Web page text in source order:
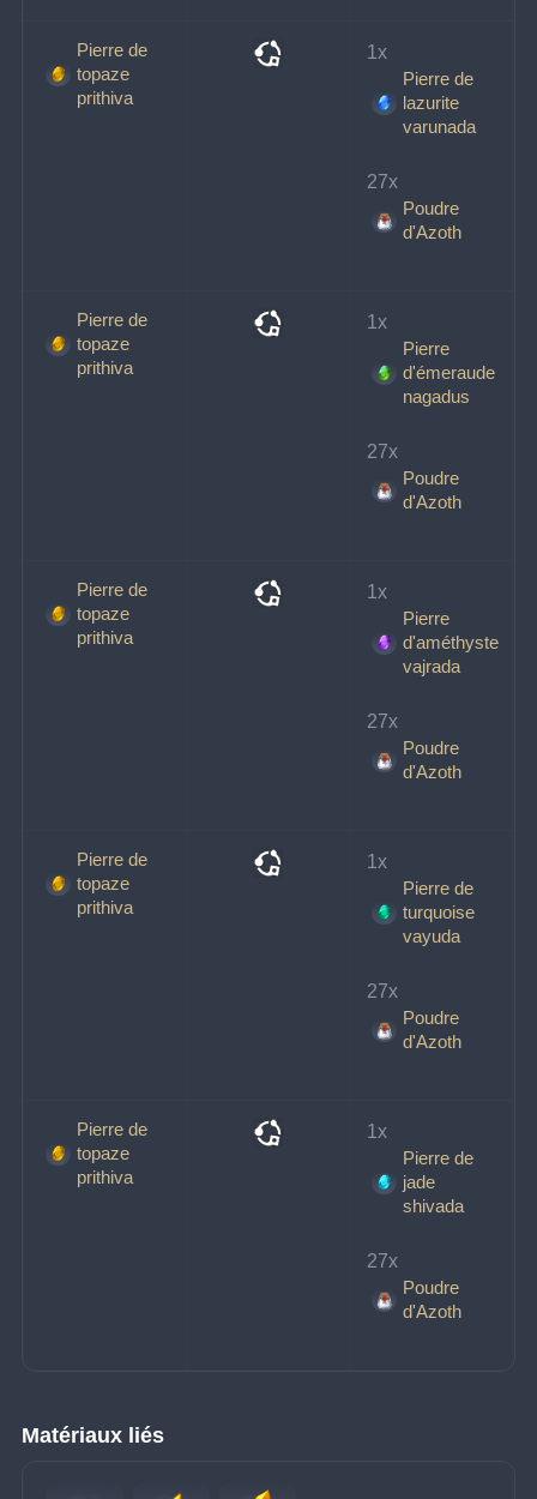
Pierre de
topaze
prithiva
1x
Pierre de
lazurite
varunada
27x
Poudre
d'Azoth
Pierre de
topaze
prithiva
1x
Pierre
d'émeraude
nagadus
27x
Poudre
d'Azoth
Pierre de
topaze
prithiva
1x
Pierre
d'améthyste
vajrada
27x
Poudre
d'Azoth
Pierre de
topaze
prithiva
1x
Pierre de
turquoise
vayuda
27x
Poudre
d'Azoth
Pierre de
topaze
prithiva
1x
Pierre de
jade
shivada
27x
Poudre
d'Azoth
Matériaux liés